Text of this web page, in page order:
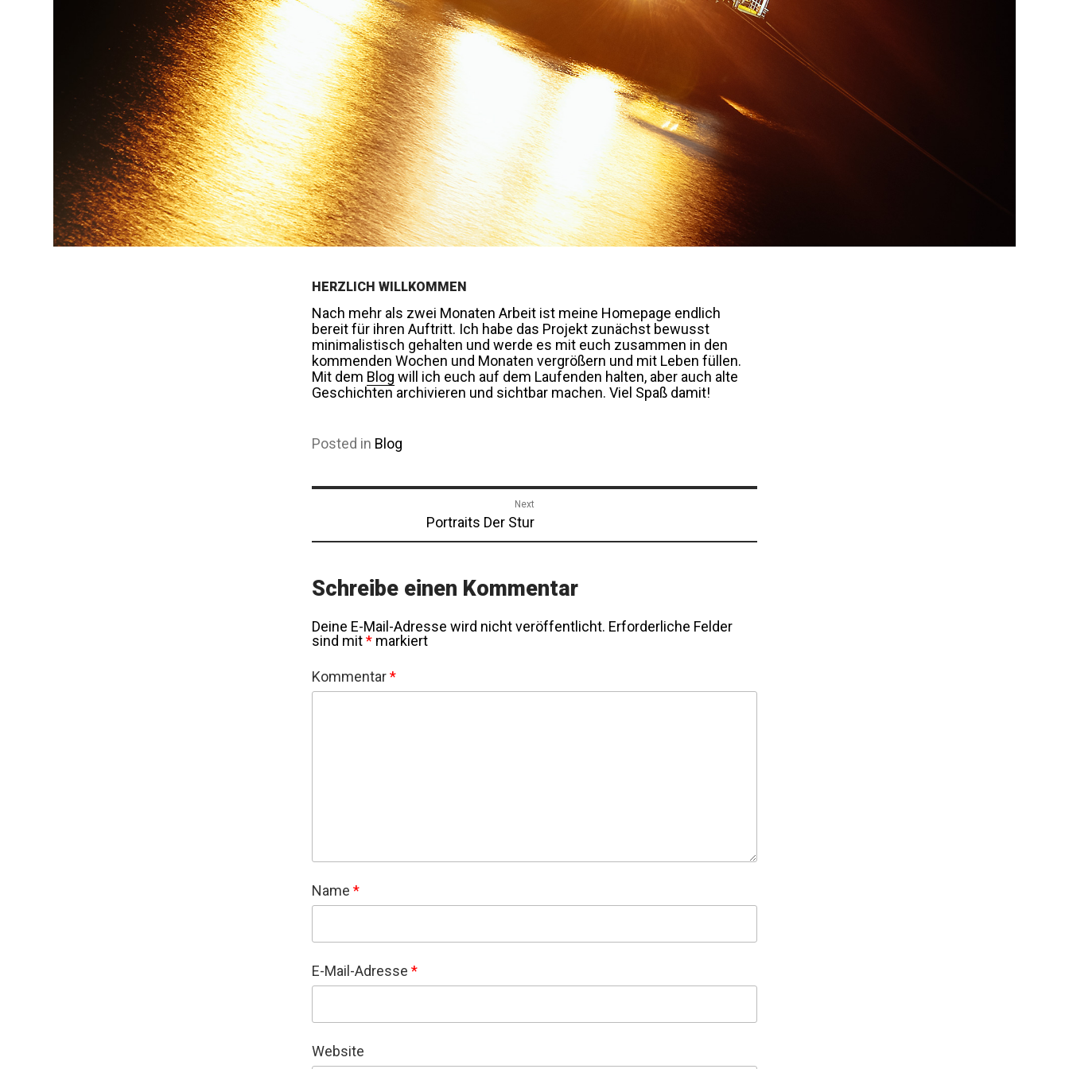
HERZLICH WILLKOMMEN
Nach mehr als zwei Monaten Arbeit ist meine Homepage endlich
bereit für ihren Auftritt. Ich habe das Projekt zunächst bewusst
minimalistisch gehalten und werde es mit euch zusammen in den
kommenden Wochen und Monaten vergrößern und mit Leben füllen.
Mit dem Blog will ich euch auf dem Laufenden halten, aber auch alte
Geschichten archivieren und sichtbar machen. Viel Spaß damit!
Posted in Blog
Beitragsnavigation
Next
Next
post:
Portraits Der Stur
Schreibe einen Kommentar
Deine E-Mail-Adresse wird nicht veröffentlicht. Erforderliche Felder
sind mit* markiert
Kommentar*
Name *
E-Mail-Adresse *
Website